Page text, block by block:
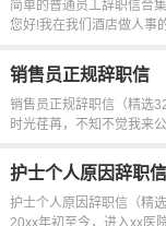
简单的普通员工辞职信合
您好!我在我们酒店做人事
销售员正规辞职信
销售员正规辞职信（精选
时光荏苒，不知不觉我来
护士个人原因辞职信
护士个人原因辞职信（精
20xx年初至今，进入xx医